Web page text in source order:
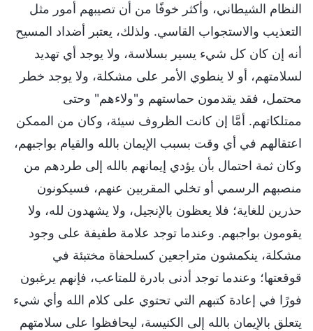
النظام الشيطاني، وأكثر خوفًا من أن تصيبهم أمور مثل
التعذيب والاستجواب القاسي. ولذلك، يعتبر أضداد المسيح
أنه إن كان كل شيء يسير بسلاسة، ولا يوجد أي تهديد
لسلامتهم، أو لا ينطوي الأمر على مشكلة، ولا يوجد خطر
محتمل، فقد يقدمون حماستهم و"ولاءهم" وحتى
ممتلكاتهم. أمَّا إن كانت الظروف سيئة، وكان من الممكن
اعتقالهم في أي وقت بسبب الإيمان بالله والقيام بواجبهم،
وكان ثمة احتمال بأن يؤدي إيمانهم بالله إلى طردهم من
منصبهم الرسمي أو تخلي المقربين عنهم، فسيكونون
حذرين للغاية؛ فلا يعظون بالإنجيل، ولا يشهدون لله، ولا
يقومون بواجبهم. وعندما توجد علامة طفيفة على وجود
مشكلة، ينكمشون متراجعين كسلحفاة مختبئة في
قوقعتها؛ وعندما توجد أدنى بادرة للمتاعب، فإنهم يرغبون
فورًا في إعادة كتبهم التي تحتوي على كلام الله وأي شيء
يتعلق بالإيمان بالله إلى الكنيسة، ليحافظوا على سلامتهم